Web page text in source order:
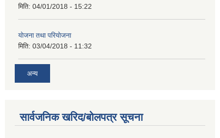
मिति: 04/01/2018 - 15:22
याेजना तथा परियाेजना
मिति: 03/04/2018 - 11:32
अन्य
सार्वजनिक खरिद/बोलपत्र सूचना